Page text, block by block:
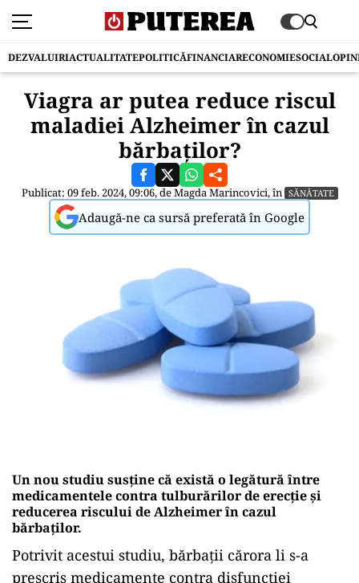
DEZVALUIRIACTUALITATEPOLITICĂFINANCIARECONOMIESOCIAL
Viagra ar putea reduce riscul
maladiei Alzheimer în cazul
bărbaților?
Publicat: 09 feb. 2024, 09:06, deMagda Marincovici, în SĂNĂTATE
Adaugă-ne ca sursă preferată în Google
Un nou studiu susține că există o legătură între
medicamentele contra tulburărilor de erecție și
reducerea riscului de Alzheimer în cazul
bărbaților.
Potrivit acestui studiu, bărbații cărora li s-a
prescris medicamente contra disfuncției